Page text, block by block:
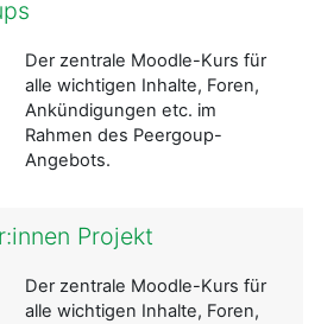
Der zentrale Moodle-Kurs für
alle wichtigen Inhalte, Foren,
Ankündigungen etc. im
Rahmen des Peergoup-
Angebots.
Projekt
Der zentrale Moodle-Kurs für
alle wichtigen Inhalte, Foren,